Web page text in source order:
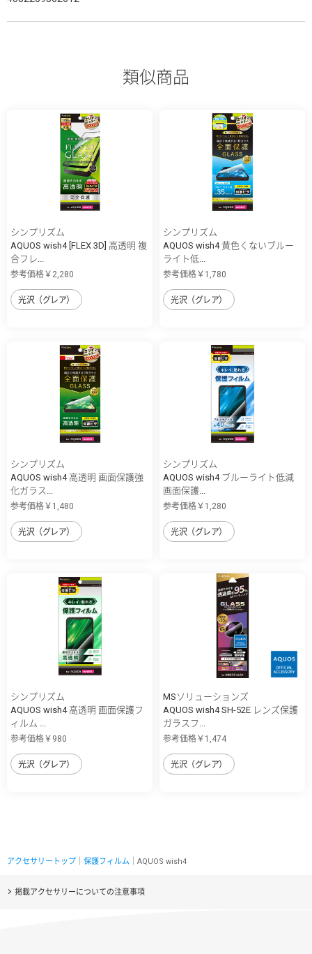
類似商品
シンプリズム
AQUOS wish4 [FLEX 3D] 高透明 複
合フレ...
参考価格￥2,280
光沢（グレア）
シンプリズム
AQUOS wish4 黄色くないブルー
ライト低...
参考価格￥1,780
光沢（グレア）
シンプリズム
AQUOS wish4 高透明 画面保護強
化ガラス...
参考価格￥1,480
光沢（グレア）
シンプリズム
AQUOS wish4 ブルーライト低減
画面保護...
参考価格￥1,280
光沢（グレア）
シンプリズム
AQUOS wish4 高透明 画面保護フ
ィルム ...
参考価格￥980
光沢（グレア）
MSソリューションズ
AQUOS wish4 SH-52E レンズ保護
ガラスフ...
参考価格￥1,474
光沢（グレア）
アクセサリートップ 保護フィルム ｜AQUOS wish4
掲載アクセサリーについての注意事項